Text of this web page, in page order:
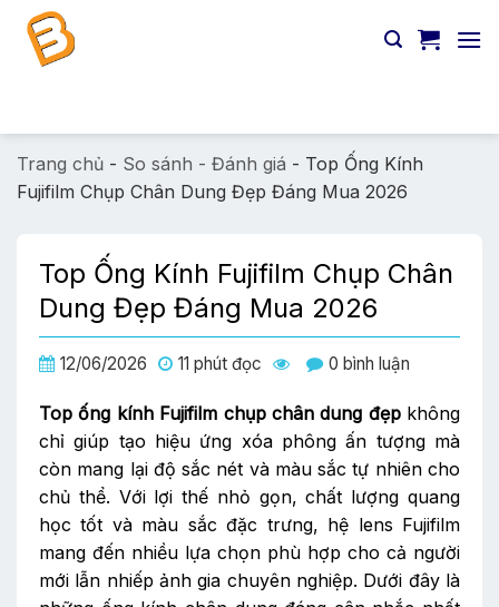
Chuyển
đến
Trang chủ - So sánh - Đánh giá - Top Ống Kính
Fujifilm Chụp Chân Dung Đẹp Đáng Mua 2026
Top Ống Kính Fujifilm Chụp Chân
Dung Đẹp Đáng Mua 2026
12/06/2026 11 phút đọc 0 bình luận
Top ống kính Fujifilm chụp chân dung đẹpkhông
chỉ giúp tạo hiệu ứng xóa phông ấn tượng mà
còn mang lại độ sắc nét và màu sắc tự nhiên cho
chủ thể. Với lợi thế nhỏ gọn, chất lượng quang
học tốt và màu sắc đặc trưng, hệ lens Fujifilm
mang đến nhiều lựa chọn phù hợp cho cả người
mới lẫn nhiếp ảnh gia chuyên nghiệp. Dưới đây là